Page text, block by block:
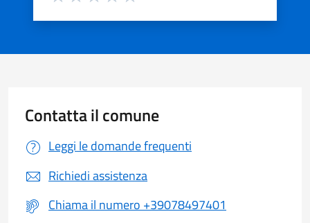
Contatta il comune
Leggi le domande frequenti
Richiedi assistenza
Chiama il numero +39078497401